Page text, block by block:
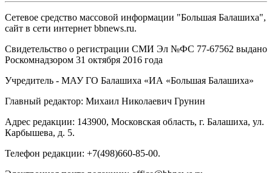
Сетевое средство массовой информации "Большая Балашиха",
сайт в сети интернет bbnews.ru.
Свидетельство о регистрации СМИ Эл №ФС ‎77-67562 выдано
Роскомнадзором 31 октября 2016 года
Учредитель - МАУ ГО Балашиха «ИА «Большая Балашиха»
Главный редактор: Михаил Николаевич Грунин
Адрес редакции: 143900, Московская область, г. Балашиха, ул.
Карбышева, д. 5.
Телефон редакции: +7(498)660-85-00.